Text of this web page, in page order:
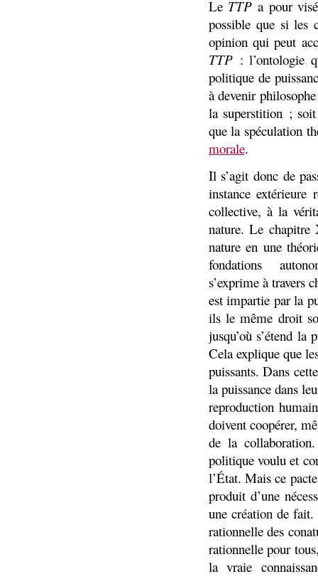
Le TTP a pour
possible que si les
opinion qui peut
TTP: l’ontologie
politique de
à devenir
la superstition ;
que la spéculation
morale.
Il s’agit donc de
instance extérieure
collective, à la
nature. Le
nature en une
fondations
s’exprime à travers
est impartie par la
ils le même droit
jusqu’où s’étend
Cela explique que
puissants. Dans
la puissance dans
reproduction
doivent coopérer,
de la
politique voulu et
l’État. Mais ce
produit d’une
une création de
rationnelle des
rationnelle pour
la vraie